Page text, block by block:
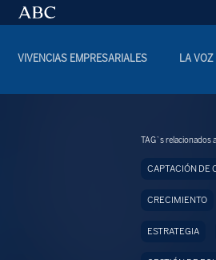
VIVENCIAS EMPRESARIALES LA VOZ
TAG`s relacionados
CAPTACIÓN DE
CRECIMIENTO
ESTRATEGIA